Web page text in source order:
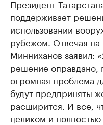
Президент
поддерживает
использовании
рубежом. Отвечая на
Минниханов заявил:
решение оправдано,
огромная проблема
будут предприняты
расширится. И все,
целиком и